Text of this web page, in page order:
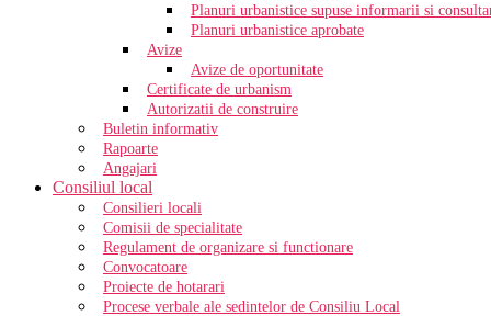
Planuri urbanistice supuse informarii si
Planuri urbanistice aprobate
Avize
Avize de oportunitate
Certificate de urbanism
Autorizatii de construire
Buletin informativ
Rapoarte
Angajari
Consiliul local
Consilieri locali
Comisii de specialitate
Regulament de organizare si functionare
Convocatoare
Proiecte de hotarari
Procese verbale ale sedintelor de Consiliu Local